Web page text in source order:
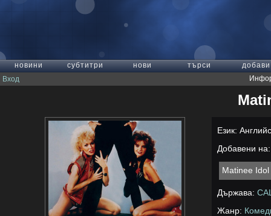
новини субтитри нови търси
добави
Вход
Език:
Добавени
Matinee
Държава:
Жанр: